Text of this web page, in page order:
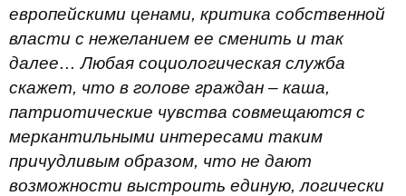
европейскими ценами, критика собственной
власти с нежеланием ее сменить и так
далее… Любая социологическая служба
скажет, что в голове граждан – каша,
патриотические чувства совмещаются с
меркантильными интересами таким
причудливым образом, что не дают
возможности выстроить единую, логически